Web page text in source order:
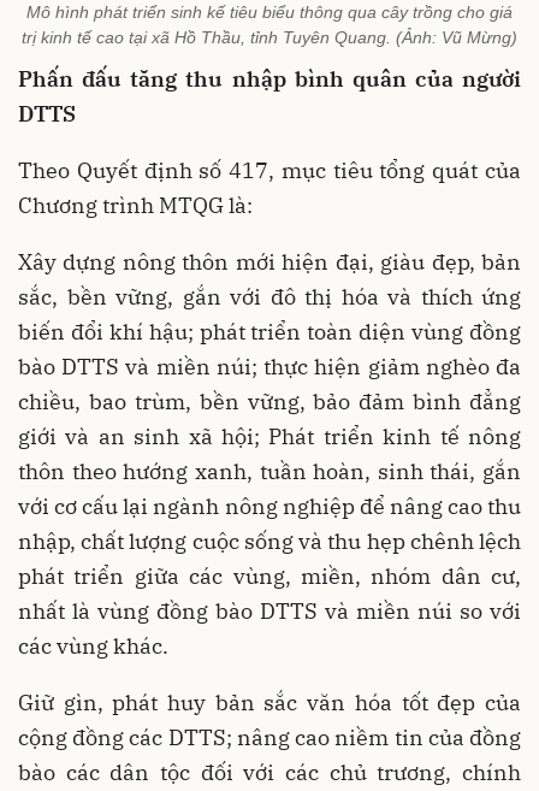
Mô hình phát triển sinh kế tiêu biểu thông qua cây trồng cho giá
trị kinh tế cao tại xã Hồ Thầu, tỉnh Tuyên Quang. (Ảnh: Vũ Mừng)
Phấn đấu tăng thu nhập bình quân của người
DTTS
Theo Quyết định số 417, mục tiêu tổng quát của
Chương trình MTQG là:
Xây dựng nông thôn mới hiện đại, giàu đẹp, bản
sắc, bền vững, gắn với đô thị hóa và thích ứng
biến đổi khí hậu; phát triển toàn diện vùng đồng
bào DTTS và miền núi; thực hiện giảm nghèo đa
chiều, bao trùm, bền vững, bảo đảm bình đẳng
giới và an sinh xã hội; Phát triển kinh tế nông
thôn theo hướng xanh, tuần hoàn, sinh thái, gắn
với cơ cấu lại ngành nông nghiệp để nâng cao thu
nhập, chất lượng cuộc sống và thu hẹp chênh lệch
phát triển giữa các vùng, miền, nhóm dân cư,
nhất là vùng đồng bào DTTS và miền núi so với
các vùng khác.
Giữ gìn, phát huy bản sắc văn hóa tốt đẹp của
cộng đồng các DTTS; nâng cao niềm tin của đồng
bào các dân tộc đối với các chủ trương, chính